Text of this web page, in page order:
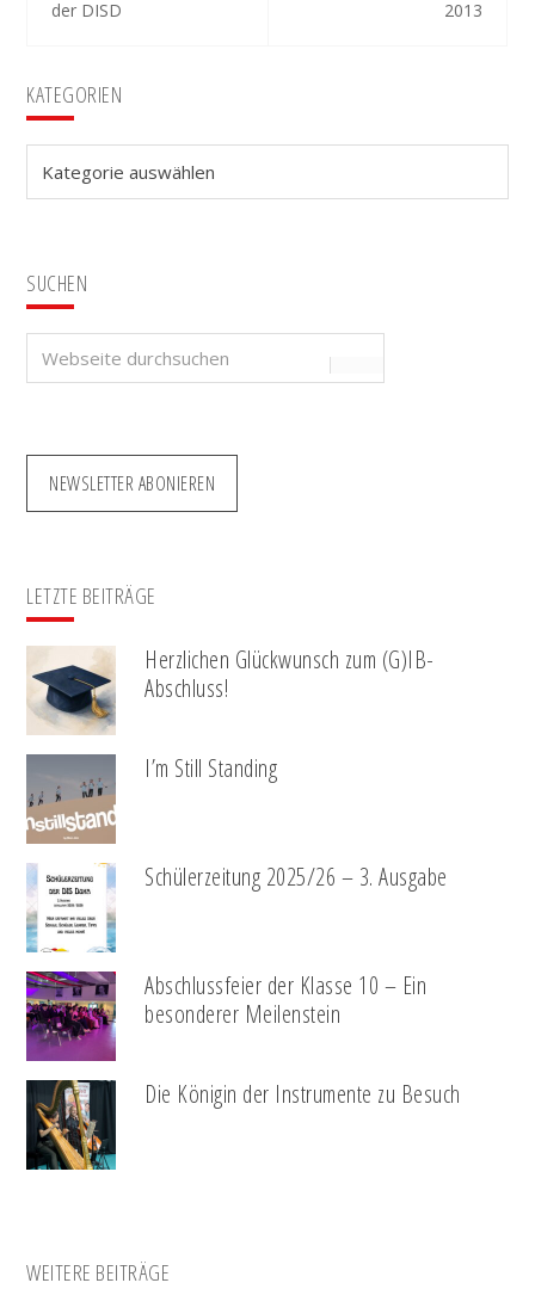
der DISD
2013
Seitenspalte
KATEGORIEN
SUCHEN
Webseite
durchsuchen
NEWSLETTER ABONIEREN
LETZTE BEITRÄGE
Herzlichen Glückwunsch zum (G)IB-
Abschluss!
I’m Still Standing
Schülerzeitung 2025/26 – 3. Ausgabe
Abschlussfeier der Klasse 10 – Ein
besonderer Meilenstein
Die Königin der Instrumente zu Besuch
WEITERE BEITRÄGE